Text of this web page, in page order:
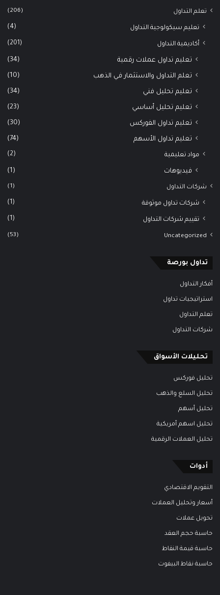
تعلم التداول (206)
تعليم سيكولوجية التداول (4)
أكاديمية التداول (201)
تعليم تداول عملات رقمية (34)
تعلم التداول والاستثمار في الذهب (10)
تعليم تحليل فني (34)
تعليم تحليل أساسي (23)
تعليم تداول الفوركس (30)
تعليم تداول الأسهم (74)
مواد تعليمية (2)
فيديوهات (1)
شركات التداول (1)
شركات تداول موثوقة (1)
تقييم شركات التداول (1)
Uncategorized
(53)
تداول بورصة
أفكار التداول
استراتيجيات تداول
تعلم التداول
شركات التداول
تحليلات الأسواق
تحليل فوركس
تحليل السلع والذهب
تحليل أسهم
تحليل اسهم أمريكية
تحليل العملات الرقمية
أدوات
التقويم الاقتصادي
أسعار وتحليل العملات
تحويل عملات
حاسبة حجم العقد
حاسبة قيمة النقاط
حاسبة نقاط البيفوت